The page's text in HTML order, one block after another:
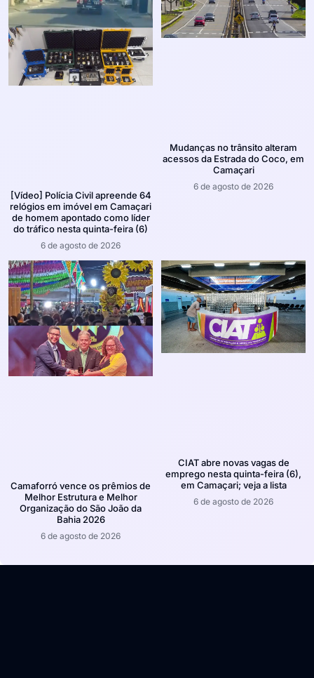
[Vídeo] Polícia Civil apreende 64
relógios em imóvel em Camaçari
de homem apontado como líder
do tráfico nesta quinta-feira (6)
6 de agosto de 2026
Mudanças no trânsito alteram
acessos da Estrada do Coco, em
Camaçari
6 de agosto de 2026
Camaforró vence os prêmios de
Melhor Estrutura e Melhor
Organização do São João da
Bahia 2026
6 de agosto de 2026
CIAT abre novas vagas de
emprego nesta quinta-feira (6),
em Camaçari; veja a lista
6 de agosto de 2026